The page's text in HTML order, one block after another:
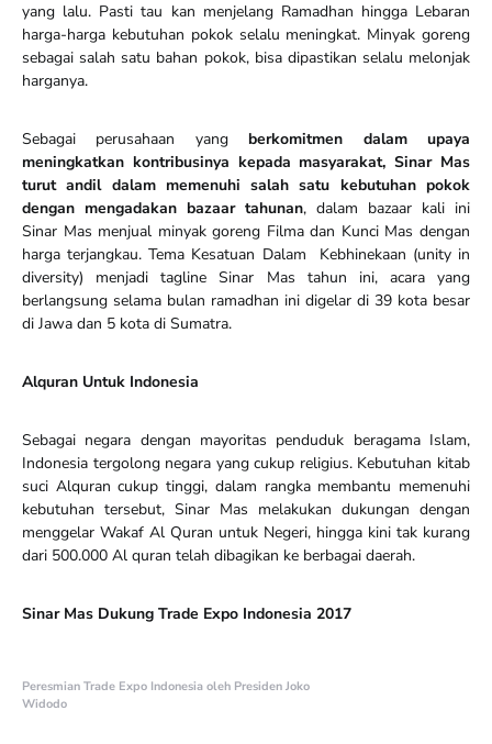
yang lalu. Pasti tau kan menjelang Ramadhan hingga Lebaran
harga-harga kebutuhan pokok selalu meningkat. Minyak goreng
sebagai salah satu bahan pokok, bisa dipastikan selalu melonjak
harganya.
Sebagai perusahaan yangberkomitmen dalam upaya
meningkatkan kontribusinya kepada masyarakat, Sinar Mas
turut andil dalam memenuhi salah satu kebutuhan pokok
dengan mengadakan bazaar tahunan, dalam bazaar kali ini
Sinar Mas menjual minyak goreng Filma dan Kunci Mas dengan
harga terjangkau. Tema Kesatuan Dalam Kebhinekaan (unity in
diversity) menjadi tagline Sinar Mas tahun ini, acara yang
berlangsung selama bulan ramadhan ini digelar di 39 kota besar
di Jawa dan 5 kota di Sumatra.
Alquran Untuk Indonesia
Sebagai negara dengan mayoritas penduduk beragama Islam,
Indonesia tergolong negara yang cukup religius. Kebutuhan kitab
suci Alquran cukup tinggi, dalam rangka membantu memenuhi
kebutuhan tersebut, Sinar Mas melakukan dukungan dengan
menggelar Wakaf Al Quran untuk Negeri, hingga kini tak kurang
dari 500.000 Al quran telah dibagikan ke berbagai daerah.
Sinar Mas Dukung Trade Expo Indonesia 2017
Peresmian Trade Expo Indonesia oleh Presiden Joko
Widodo